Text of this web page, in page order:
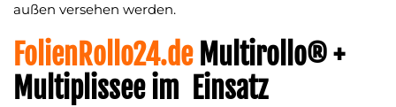
außen versehen werden.
FolienRollo24.deMultirollo® +
Multiplissee im Einsatz